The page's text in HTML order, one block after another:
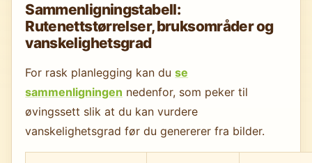
Sammenligningstabell:
Rutenettstørrelser, bruksområder og
vanskelighetsgrad
For rask planlegging kan duse
sammenligningen nedenfor, som peker til
øvingssett slik at du kan vurdere
vanskelighetsgrad før du genererer fra bilder.